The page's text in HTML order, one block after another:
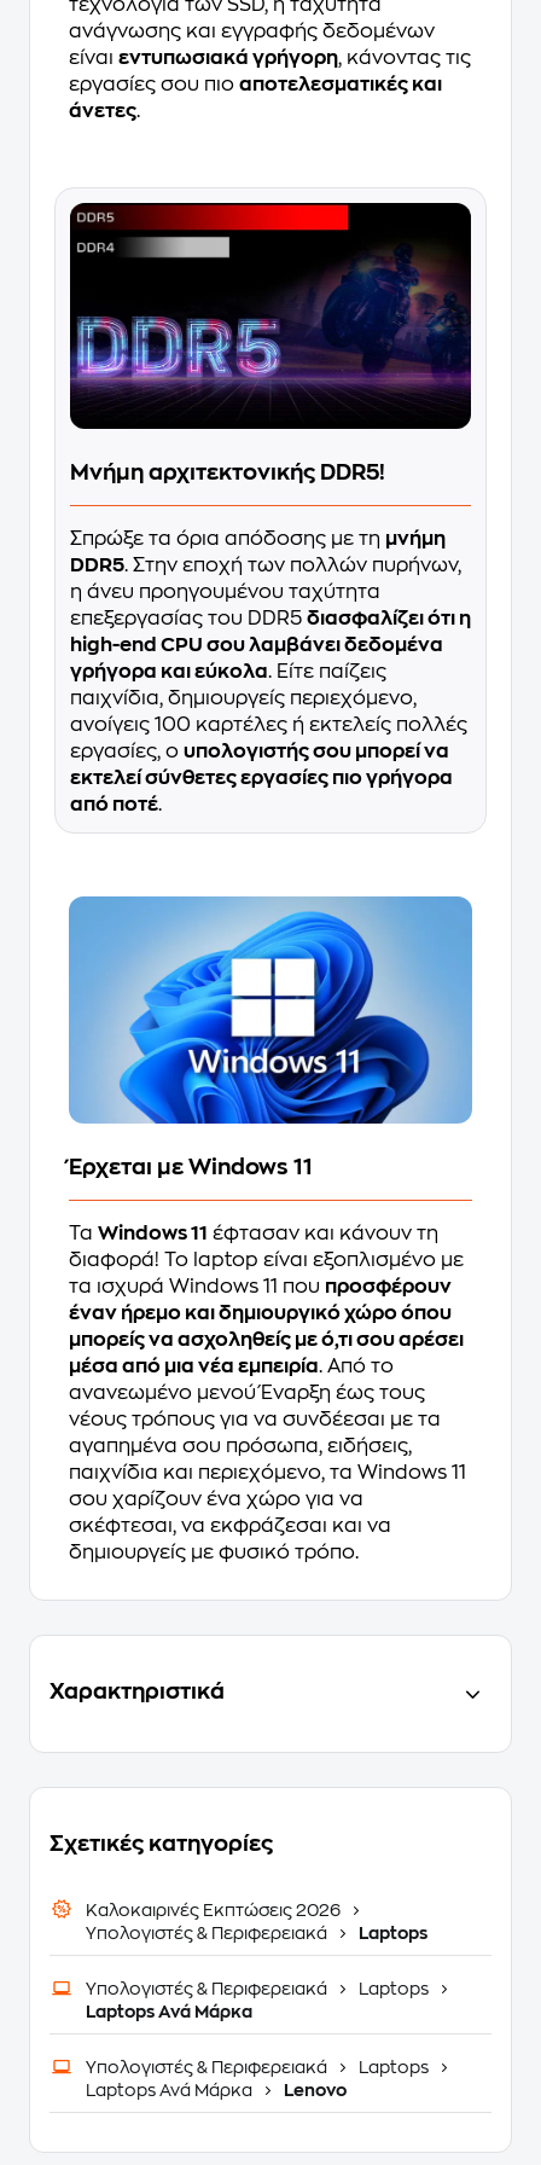
τεχνολογία των SSD, η ταχύτητα
ανάγνωσης και εγγραφής δεδομένων
είναι εντυπωσιακά γρήγορη, κάνοντας τις
εργασίες σου πιο αποτελεσματικές και
άνετες.
Μνήμη αρχιτεκτονικής DDR5!
Σπρώξε τα όρια απόδοσης με τη μνήμη
DDR5. Στην εποχή των πολλών πυρήνων,
η άνευ προηγουμένου ταχύτητα
επεξεργασίας του DDR5 διασφαλίζει ότι η
high-end CPU σου λαμβάνει δεδομένα
γρήγορα και εύκολα. Είτε παίζεις
παιχνίδια, δημιουργείς περιεχόμενο,
ανοίγεις 100 καρτέλες ή εκτελείς πολλές
εργασίες, ο υπολογιστής σου μπορεί να
εκτελεί σύνθετες εργασίες πιο γρήγορα
από ποτέ.
Έρχεται με Windows 11
Τα Windows 11 έφτασαν και κάνουν τη
διαφορά! Το laptop είναι εξοπλισμένο με
τα ισχυρά Windows 11 που προσφέρουν
έναν ήρεμο και δημιουργικό χώρο όπου
μπορείς να ασχοληθείς με ό,τι σου αρέσει
μέσα από μια νέα εμπειρία. Από το
ανανεωμένο μενού Έναρξη έως τους
νέους τρόπους για να συνδέεσαι με τα
αγαπημένα σου πρόσωπα, ειδήσεις,
παιχνίδια και περιεχόμενο, τα Windows 11
σου χαρίζουν ένα χώρο για να
σκέφτεσαι, να εκφράζεσαι και να
δημιουργείς με φυσικό τρόπο.
Χαρακτηριστικά
Σχετικές κατηγορίες
Καλοκαιρινές Εκπτώσεις 2026
Υπολογιστές & Περιφερειακά
Laptops
Υπολογιστές & Περιφερειακά
Laptops
Laptops Ανά Μάρκα
Υπολογιστές & Περιφερειακά
Laptops
Laptops Ανά Μάρκα
Lenovo